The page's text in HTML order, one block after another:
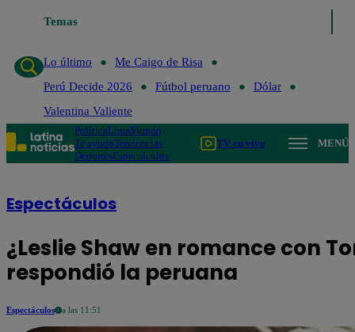
Temas
Lo último
Lo último
Me Caigo de Risa
Perú Decide 2026
Fútbol peruano
Dólar
Valentina Valiente
PolíticaLimaMundo
Te ayudoTendencias
DeportesEspectáculos
TV en vivo MENÚ
Espectáculos
¿Leslie Shaw en romance con
respondió la peruana
Espectáculos a las 11:51